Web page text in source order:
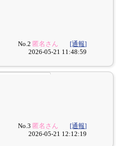
No.2 匿名さん
[通報]
2026-05-21 11:48:59
No.3 匿名さん
[通報]
2026-05-21 12:12:19